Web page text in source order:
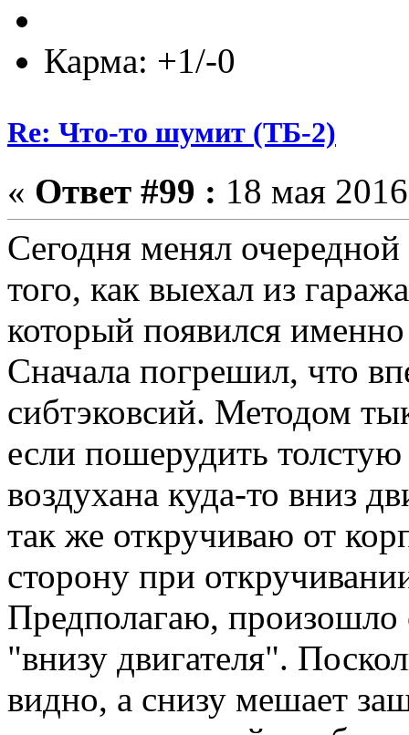
Карма: +1/-0
Re: Что-то шумит (ТБ-2)
« Ответ #99 : 18 мая
Сегодня менял
того, как выехал из
который появился
Сначала погрешил, что
сибтэковсий. Методом
если пошерудить
воздухана куда-то вниз
так же откручиваю от
сторону при
Предполагаю, произошло
"внизу двигателя".
видно, а снизу мешает